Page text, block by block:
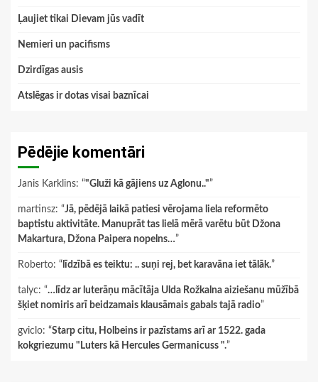
Ļaujiet tikai Dievam jūs vadīt
Nemieri un pacifisms
Dzirdīgas ausis
Atslēgas ir dotas visai baznīcai
Pēdējie komentāri
Janis Karklins: “"Gluži kā gājiens uz Aglonu.."”
martinsz: “Jā, pēdējā laikā patiesi vērojama liela reformēto
baptistu aktivitāte. Manuprāt tas lielā mērā varētu būt Džona
Makartura, Džona Paipera nopelns…”
Roberto: “ līdzībā es teiktu: .. suņi rej, bet karavāna iet tālāk.”
talyc: “…līdz ar luterāņu mācītāja Ulda Rožkalna aiziešanu mūžībā
šķiet nomiris arī beidzamais klausāmais gabals tajā radio”
gviclo: “Starp citu, Holbeins ir pazīstams arī ar 1522. gada
kokgriezumu "Luters kā Hercules Germanicuss ".”